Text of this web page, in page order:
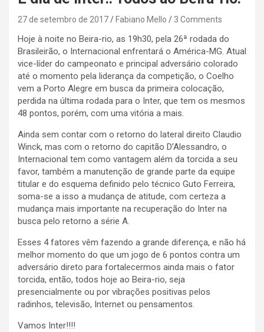
27 de setembro de 2017 Fabiano Mello 3 Comments
Hoje à noite no Beira-rio, as 19h30, pela 26ª rodada do
Brasileirão, o Internacional enfrentará o América-MG. Atual
vice-líder do campeonato e principal adversário colorado
até o momento pela liderança da competição, o Coelho
vem a Porto Alegre em busca da primeira colocação,
perdida na última rodada para o Inter, que tem os mesmos
48 pontos, porém, com uma vitória a mais.
Ainda sem contar com o retorno do lateral direito Claudio
Winck, mas com o retorno do capitão D’Alessandro, o
Internacional tem como vantagem além da torcida a seu
favor, também a manutenção de grande parte da equipe
titular e do esquema definido pelo técnico Guto Ferreira,
soma-se a isso a mudança de atitude, com certeza a
mudança mais importante na recuperação do Inter na
busca pelo retorno a série A.
Esses 4 fatores vêm fazendo a grande diferença, e não há
melhor momento do que um jogo de 6 pontos contra um
adversário direto para fortalecermos ainda mais o fator
torcida, então, todos hoje ao Beira-rio, seja
presencialmente ou por vibrações positivas pelos
radinhos, televisão, Internet ou pensamentos.
Vamos Inter!!!!